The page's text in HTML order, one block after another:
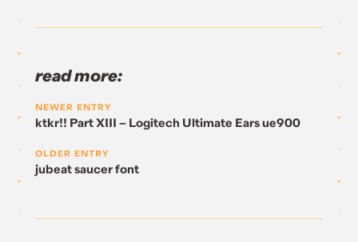
read more:
OLDER ENTRY
jubeat saucer font
NEWER ENTRY
ktkr!! Part XIII – Logitech Ultimate Ears ue900